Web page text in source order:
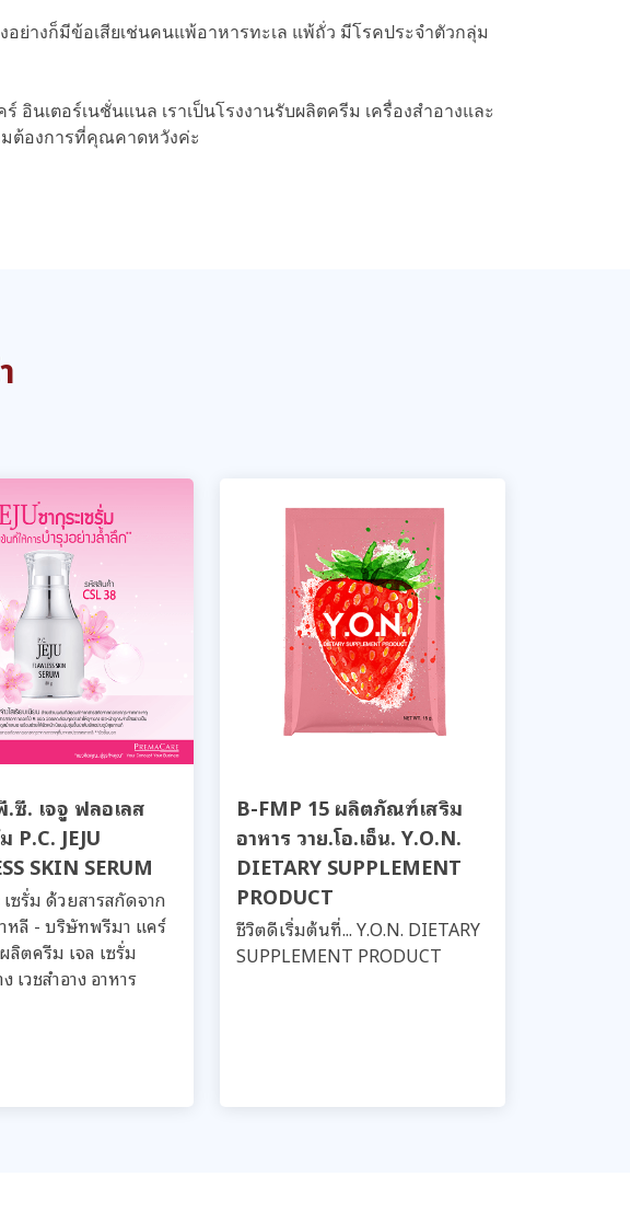
งก็มีข้อเสียเช่นคนแพ้อาหารทะเล แพ้ถั่ว มีโรคประจำตัวกลุ่ม
ตอร์เนชั่นแนล เราเป็นโรงงานรับผลิตครีม เครื่องสำอางและ
ต้องการที่คุณคาดหวังค่ะ
.ซี. เจจู ฟลอเลส
P.C. JEJU
SKIN SERUM
เซรั่ม ด้วยสารสกัดจาก
หลี - บริษัทพรีมา แคร์
ลิตครีม เจล เซรั่ม
เวชสำอาง อาหาร
B-FMP 15 ผลิตภัณฑ์เสริม
อาหาร วาย.โอ.เอ็น. Y.O.N.
DIETARY SUPPLEMENT
PRODUCT
ชีวิตดีเริ่มต้นที่... Y.O.N. DIETARY
SUPPLEMENT PRODUCT